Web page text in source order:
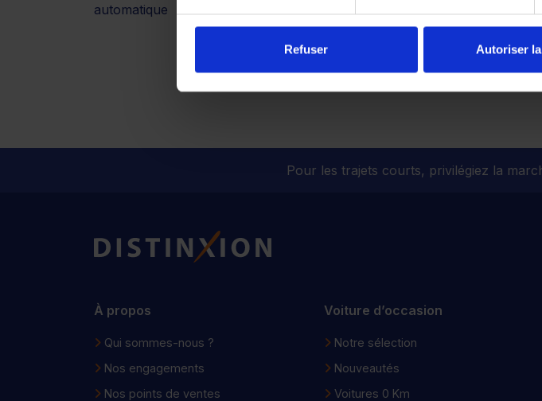
Refuser Autoriser
automatique
Tous nos
Pour les trajets courts, privilégiez la
Distinxion
À propos
Qui sommes-nous ?
Nos engagements
Nos points de ventes
Voiture d’occasion
Notre sélection
Nouveautés
Voitures 0 Km